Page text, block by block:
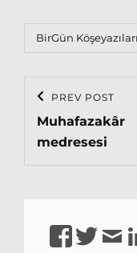
Categories
BirGün Köşeyazıları
Post
navigation
Previous
Post
PREV POST
Muhafazakâr
medresesi
https://